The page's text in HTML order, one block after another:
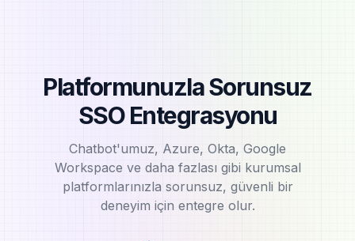
Platformunuzla Sorunsuz
SSO Entegrasyonu
Chatbot'umuz, Azure, Okta, Google
Workspace ve daha fazlası gibi kurumsal
platformlarınızla sorunsuz, güvenli bir
deneyim için entegre olur.